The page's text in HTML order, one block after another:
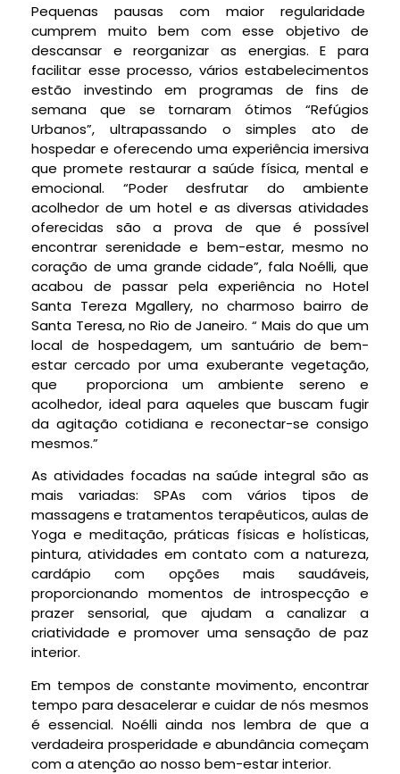
Pequenas pausas com maior regularidade
cumprem muito bem com esse objetivo de
descansar e reorganizar as energias. E para
facilitar esse processo, vários estabelecimentos
estão investindo em programas de fins de
semana que se tornaram ótimos “Refúgios
Urbanos”, ultrapassando o simples ato de
hospedar e oferecendo uma experiência imersiva
que promete restaurar a saúde física, mental e
emocional. “Poder desfrutar do ambiente
acolhedor de um hotel e as diversas atividades
oferecidas são a prova de que é possível
encontrar serenidade e bem-estar, mesmo no
coração de uma grande cidade”, fala Noélli, que
acabou de passar pela experiência no Hotel
Santa Tereza Mgallery, no charmoso bairro de
Santa Teresa, no Rio de Janeiro. “ Mais do que um
local de hospedagem, um santuário de bem-
estar cercado por uma exuberante vegetação,
que
proporciona um ambiente sereno e
acolhedor, ideal para aqueles que buscam fugir
da agitação cotidiana e reconectar-se consigo
mesmos.”
As atividades focadas na saúde integral são as
mais variadas: SPAs com vários tipos de
massagens e tratamentos terapêuticos, aulas de
Yoga e meditação, práticas físicas e holísticas,
pintura, atividades em contato com a natureza,
cardápio com opções mais saudáveis,
proporcionando momentos de introspecção e
prazer sensorial, que ajudam a canalizar a
criatividade e promover uma sensação de paz
interior.
Em tempos de constante movimento, encontrar
tempo para desacelerar e cuidar de nós mesmos
é essencial. Noélli ainda nos lembra de que a
verdadeira prosperidade e abundância começam
com a atenção ao nosso bem-estar interior.